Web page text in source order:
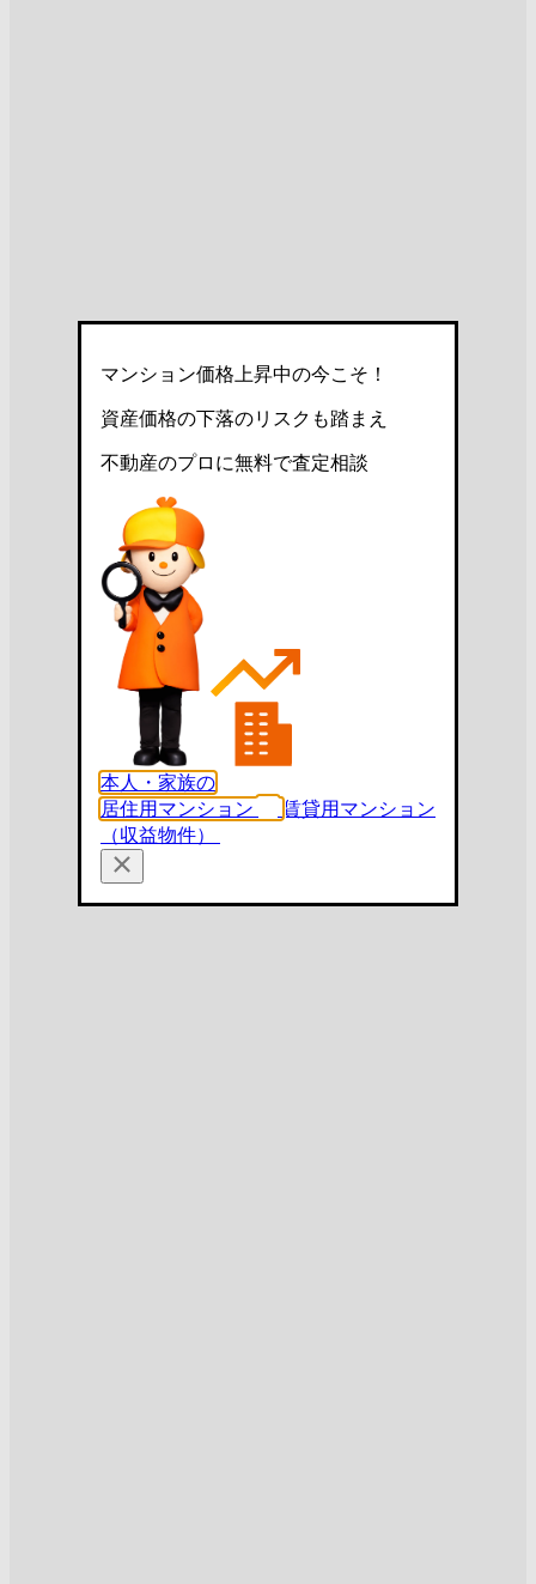
マンション価格上昇中の今こそ！
資産価格の下落のリスクも踏まえ
不動産のプロに無料で査定相談
本人・家族の
居住用マンション
賃貸用マンション
（収益物件）